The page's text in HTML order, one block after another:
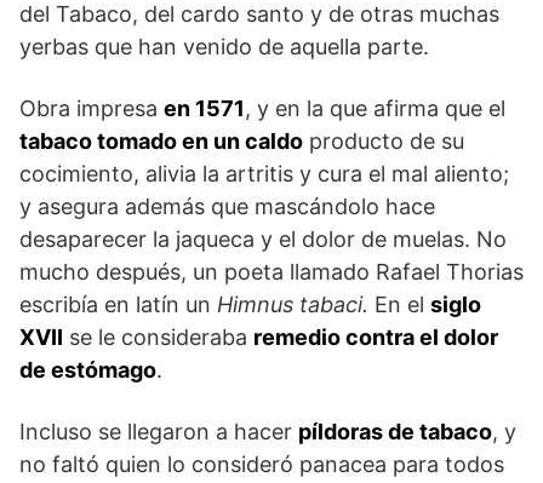
del Tabaco, del cardo santo y de otras muchas
yerbas que han venido de aquella parte.
Obra impresa en 1571, y en la que afirma que el
tabaco tomado en un caldo producto de su
cocimiento, alivia la artritis y cura el mal aliento;
y asegura además que mascándolo hace
desaparecer la jaqueca y el dolor de muelas. No
mucho después, un poeta llamado Rafael Thorias
escribía en latín un Himnus tabaci. En el siglo
XVII se le consideraba remedio contra el dolor
de estómago.
Incluso se llegaron a hacer píldoras de tabaco, y
no faltó quien lo consideró panacea para todos